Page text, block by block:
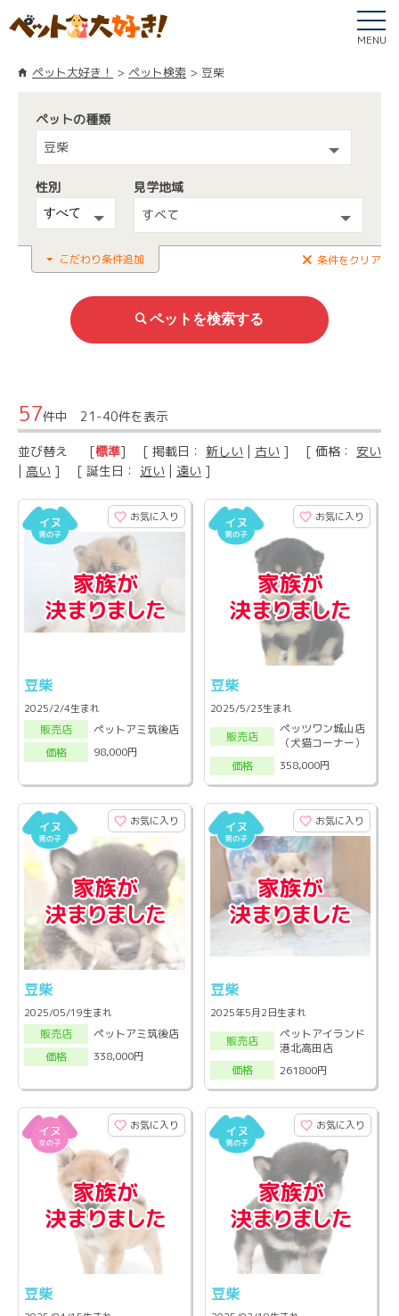
MENU
ペット大好き！ ペット検索 豆柴
ペットの種類
豆柴
性別
見学地域
すべて
こだわり条件追加 条件をクリア
57件中 21-40件を表示
並び替え [標準] [ 掲載日： 新しい | 古い ] [ 価格： 安い
| 高い ] [ 誕生日： 近い | 遠い ]
お気に入り
豆柴
2025/2/4生まれ
販売店
ペットアミ筑後店
価格
98,000円
お気に入り
豆柴
2025/5/23生まれ
販売店
ペッツワン城山店
（犬猫コーナー）
価格
358,000円
お気に入り
豆柴
2025/05/19生まれ
販売店
ペットアミ筑後店
価格
338,000円
お気に入り
豆柴
2025年5月2日生まれ
販売店
ペットアイランド
港北高田店
価格
261800円
お気に入り
豆柴
お気に入り
豆柴